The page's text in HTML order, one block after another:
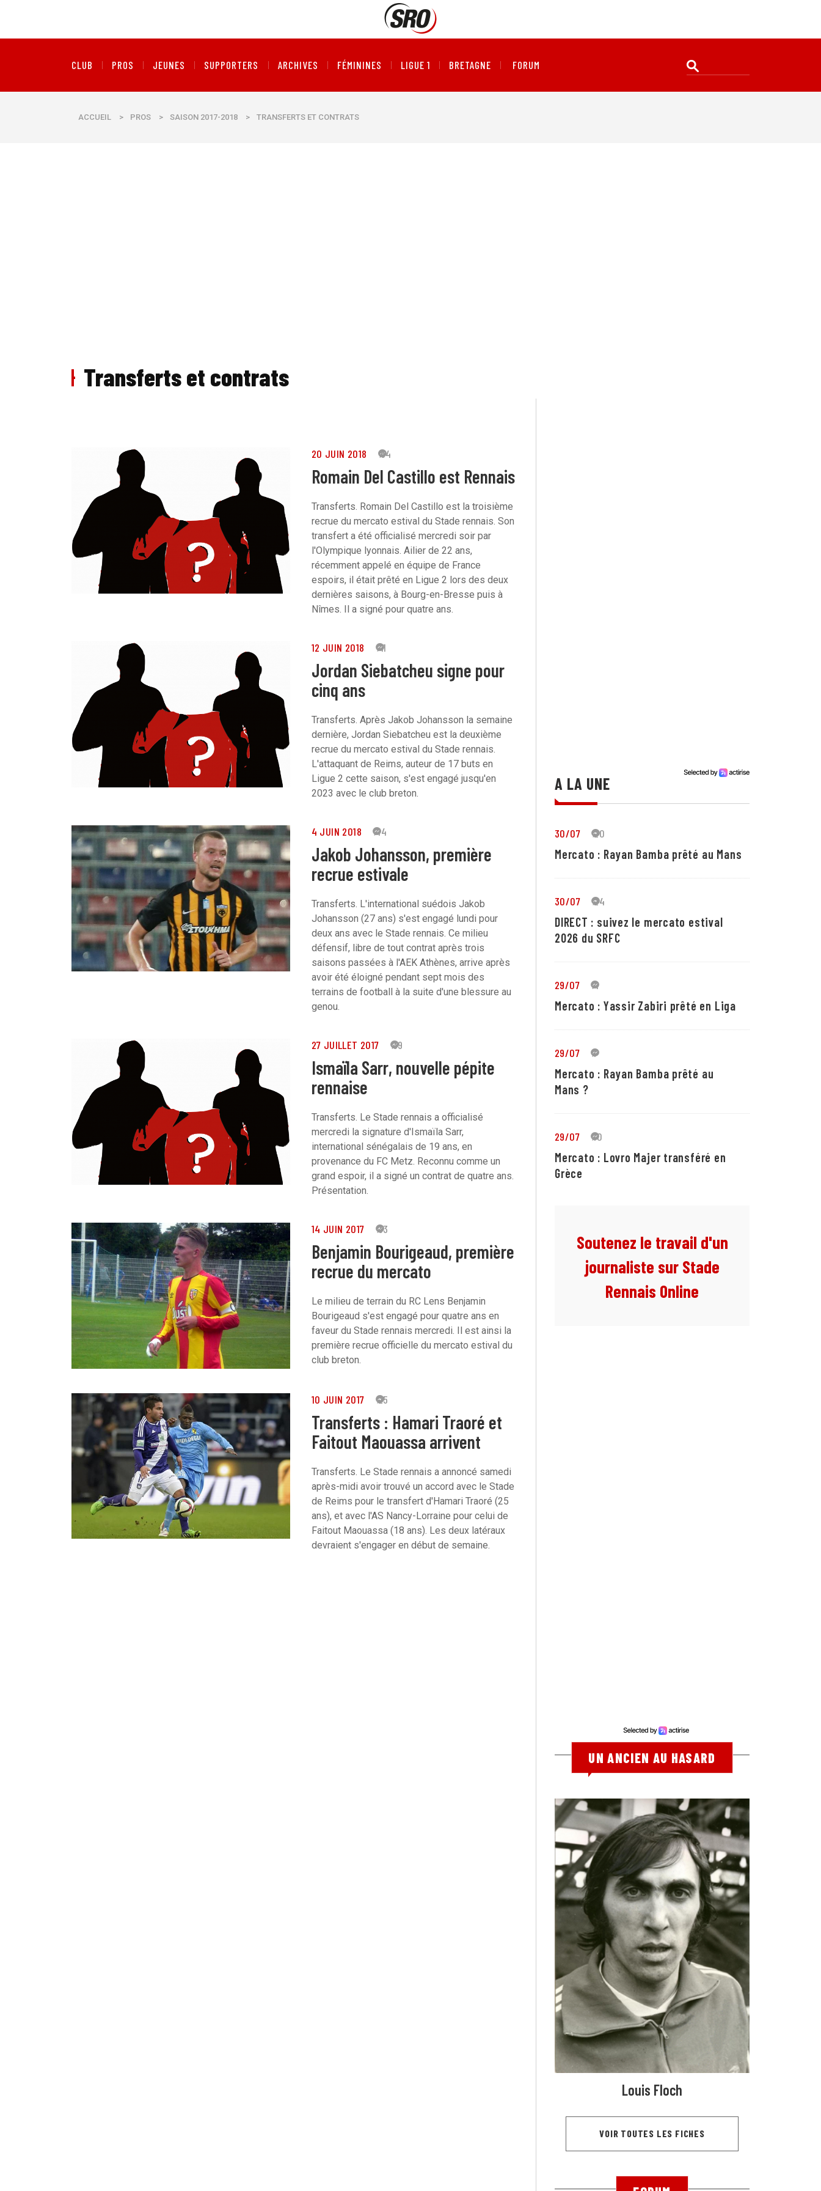
CLUB PROS JEUNES SUPPORTERS ARCHIVES FÉMININES LIGUE 1 BRETAGNE FORUM
ACCUEIL > PROS > SAISON 2017-2018 > TRANSFERTS ET CONTRATS
Transferts et contrats
20 JUIN 2018 54
Romain Del Castillo est Rennais
Transferts. Romain Del Castillo est la troisième
recrue du mercato estival du Stade rennais. Son
transfert a été officialisé mercredi soir par
l'Olympique lyonnais. Ailier de 22 ans,
récemment appelé en équipe de France
espoirs, il était prêté en Ligue 2 lors des deux
dernières saisons, à Bourg-en-Bresse puis à
Nîmes. Il a signé pour quatre ans.
12 JUIN 2018 41
Jordan Siebatcheu signe pour
cinq ans
Transferts. Après Jakob Johansson la semaine
dernière, Jordan Siebatcheu est la deuxième
recrue du mercato estival du Stade rennais.
L'attaquant de Reims, auteur de 17 buts en
Ligue 2 cette saison, s'est engagé jusqu'en
2023 avec le club breton.
4 JUIN 2018 44
Jakob Johansson, première
recrue estivale
Transferts. L'international suédois Jakob
Johansson (27 ans) s'est engagé lundi pour
deux ans avec le Stade rennais. Ce milieu
défensif, libre de tout contrat après trois
saisons passées à l'AEK Athènes, arrive après
avoir été éloigné pendant sept mois des
terrains de football à la suite d'une blessure au
genou.
27 JUILLET 2017 39
Ismaïla Sarr, nouvelle pépite
rennaise
Transferts. Le Stade rennais a officialisé
mercredi la signature d'Ismaïla Sarr,
international sénégalais de 19 ans, en
provenance du FC Metz. Reconnu comme un
grand espoir, il a signé un contrat de quatre ans.
Présentation.
14 JUIN 2017 33
Benjamin Bourigeaud, première
recrue du mercato
Le milieu de terrain du RC Lens Benjamin
Bourigeaud s'est engagé pour quatre ans en
faveur du Stade rennais mercredi. Il est ainsi la
première recrue officielle du mercato estival du
club breton.
10 JUIN 2017 25
Transferts : Hamari Traoré et
Faitout Maouassa arrivent
Transferts. Le Stade rennais a annoncé samedi
après-midi avoir trouvé un accord avec le Stade
de Reims pour le transfert d'Hamari Traoré (25
ans), et avec l'AS Nancy-Lorraine pour celui de
Faitout Maouassa (18 ans). Les deux latéraux
devraient s'engager en début de semaine.
A LA UNE
30/07 20
Mercato : Rayan Bamba prêté au Mans
30/07 24
DIRECT : suivez le mercato estival
2026 du SRFC
29/07 4
Mercato : Yassir Zabiri prêté en Liga
29/07 1
Mercato : Rayan Bamba prêté au
Mans ?
29/07 10
Mercato : Lovro Majer transféré en
Grèce
Soutenez le travail d'un
journaliste sur Stade
Rennais Online
UN ANCIEN AU HASARD
Louis Floch
VOIR TOUTES LES FICHES